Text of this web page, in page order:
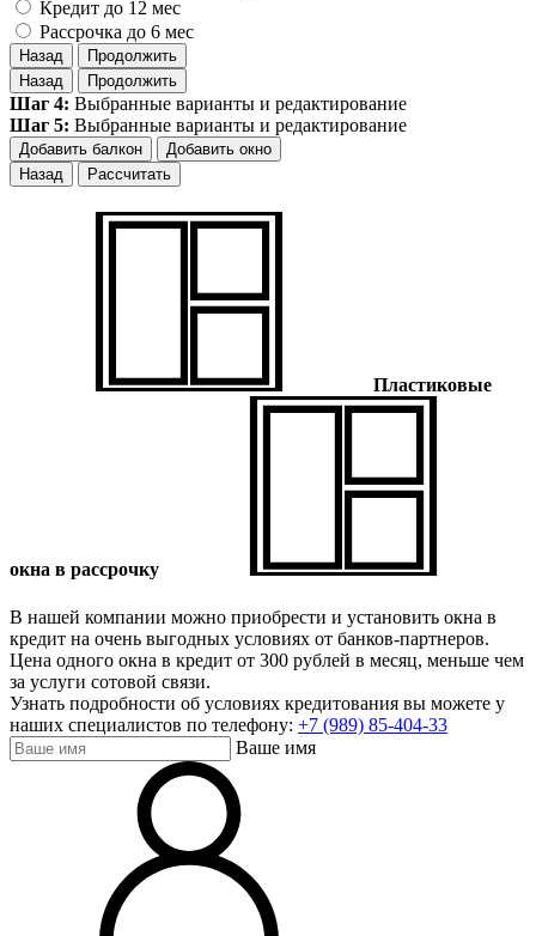
Кредит до 12 мес
Рассрочка до 6 мес
Назад
Продолжить
Назад
Продолжить
Шаг 4: Выбранные варианты и редактирование
Шаг 5: Выбранные варианты и редактирование
Добавить балкон
Добавить окно
Назад
Рассчитать
Пластиковые
окна в рассрочку
В нашей компании можно приобрести и установить окна в
кредит на очень выгодных условиях от банков-партнеров.
Цена одного окна в кредит от 300 рублей в месяц, меньше чем
за услуги сотовой связи.
Узнать подробности об условиях кредитования вы можете у
наших специалистов по телефону: +7 (989) 85-404-33
Ваше имя